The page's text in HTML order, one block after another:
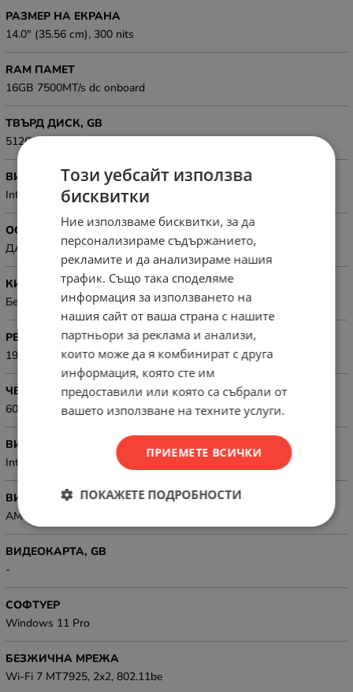
РАЗМЕР НА ЕКРАНА
14.0" (35.56 cm), 300 nits
RAM ПАМЕТ
16GB 7500MT/s dc onboard
ТВЪРД ДИСК, GB
512GB
ВИДЕОКАРТА
Integrated in the processor
ОС
ДА
КИРИЛИЗАЦИЯ
Без кирилизация на клавиатурата
РЕЗОЛЮЦИЯ
1920x1200
ЧЕСТОТА НА ОПРЕСНЯВАНЕ
60Hz
ВИДЕОКАРТА, ТИП
Integrated
ВИДЕО КАРТА, МОДЕЛ
AMD Radeon 780M
ВИДЕОКАРТА, GB
-
СОФТУЕР
Windows 11 Pro
БЕЗЖИЧНА МРЕЖА
Wi-Fi 7 MT7925, 2x2, 802.11be
Този уебсайт използва
бисквитки
Ние използваме бисквитки, за да
персонализираме съдържанието,
рекламите и да анализираме нашия
трафик. Също така споделяме
информация за използването на
нашия сайт от ваша страна с нашите
партньори за реклама и анализи,
които може да я комбинират с друга
информация, която сте им
предоставили или която са събрали от
вашето използване на техните услуги.
ПРИЕМЕТЕ ВСИЧКИ
ПОКАЖЕТЕ ПОДРОБНОСТИ